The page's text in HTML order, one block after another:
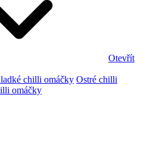
Otevřít
chilli omáčky Ostré chilli
omáčky